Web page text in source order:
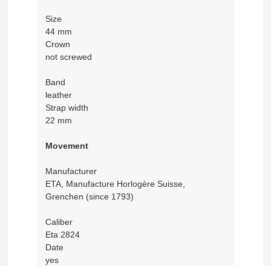
Size
44 mm
Crown
not screwed
Band
leather
Strap width
22 mm
Movement
Manufacturer
ETA, Manufacture Horlogère Suisse,
Grenchen (since 1793)
Caliber
Eta 2824
Date
yes